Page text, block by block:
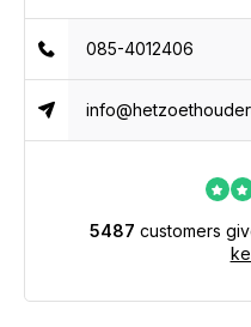
085-4012406
5487 customers